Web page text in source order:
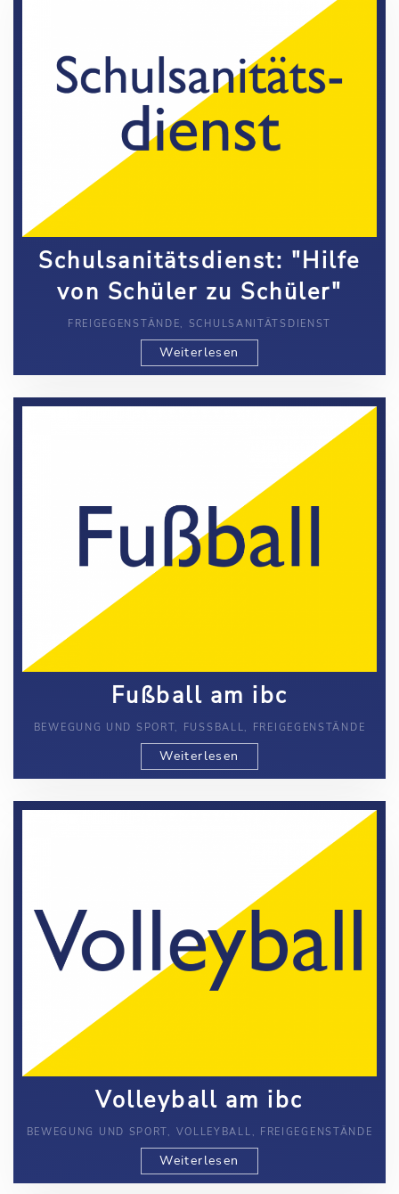
Schulsanitätsdienst: "Hilfe
von Schüler zu Schüler"
FREIGEGENSTÄNDE, SCHULSANITÄTSDIENST
Weiterlesen
Fußball am ibc
BEWEGUNG UND SPORT, FUSSBALL, FREIGEGENSTÄNDE
Weiterlesen
Volleyball am ibc
BEWEGUNG UND SPORT, VOLLEYBALL, FREIGEGENSTÄNDE
Weiterlesen